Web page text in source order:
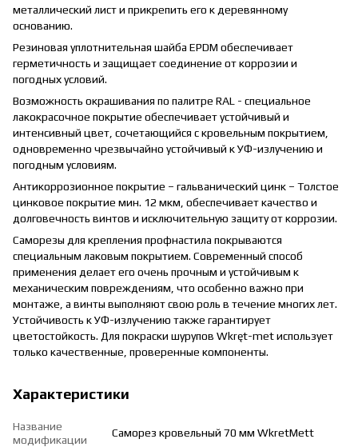
металлический лист и прикрепить его к деревянному
основанию.
Резиновая уплотнительная шайба EPDM обеспечивает
герметичность и защищает соединение от коррозии и
погодных условий.
Возможность окрашивания по палитре RAL - специальное
лакокрасочное покрытие обеспечивает устойчивый и
интенсивный цвет, сочетающийся с кровельным покрытием,
одновременно чрезвычайно устойчивый к УФ-излучению и
погодным условиям.
Антикоррозионное покрытие – гальванический цинк – Толстое
цинковое покрытие мин. 12 мкм, обеспечивает качество и
долговечность винтов и исключительную защиту от коррозии.
Саморезы для крепления профнастила покрываются
специальным лаковым покрытием. Современный способ
применения делает его очень прочным и устойчивым к
механическим повреждениям, что особенно важно при
монтаже, а винты выполняют свою роль в течение многих лет.
Устойчивость к УФ-излучению также гарантирует
цветостойкость. Для покраски шурупов Wkręt-met использует
только качественные, проверенные компоненты.
Характеристики
Название
модификации
Саморез кровельный 70 мм WkretMett